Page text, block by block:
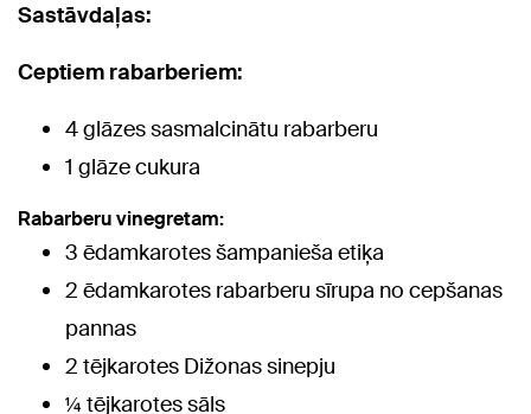
Sastāvdaļas:
Ceptiem rabarberiem:
4 glāzes sasmalcinātu rabarberu
1 glāze cukura
Rabarberu vinegretam:
3 ēdamkarotes šampanieša etiķa
2 ēdamkarotes rabarberu sīrupa no cepšanas
pannas
2 tējkarotes Dižonas sinepju
¼ tējkarotes sāls